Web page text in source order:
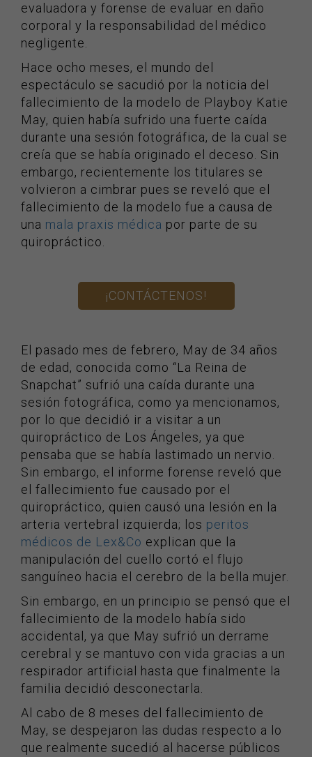
evaluadora y forense de evaluar en daño
corporal y la responsabilidad del médico
negligente.
Hace ocho meses, el mundo del
espectáculo se sacudió por la noticia del
fallecimiento de la modelo de Playboy Katie
May, quien había sufrido una fuerte caída
durante una sesión fotográfica, de la cual se
creía que se había originado el deceso. Sin
embargo, recientemente los titulares se
volvieron a cimbrar pues se reveló que el
fallecimiento de la modelo fue a causa de
una mala praxis médica por parte de su
quiropráctico.
¡CONTÁCTENOS!
El pasado mes de febrero, May de 34 años
de edad, conocida como “La Reina de
Snapchat” sufrió una caída durante una
sesión fotográfica, como ya mencionamos,
por lo que decidió ir a visitar a un
quiropráctico de Los Ángeles, ya que
pensaba que se había lastimado un nervio.
Sin embargo, el informe forense reveló que
el fallecimiento fue causado por el
quiropráctico, quien causó una lesión en la
arteria vertebral izquierda; los peritos
médicos de Lex&Co explican que la
manipulación del cuello cortó el flujo
sanguíneo hacia el cerebro de la bella mujer.
Sin embargo, en un principio se pensó que el
fallecimiento de la modelo había sido
accidental, ya que May sufrió un derrame
cerebral y se mantuvo con vida gracias a un
respirador artificial hasta que finalmente la
familia decidió desconectarla.
Al cabo de 8 meses del fallecimiento de
May, se despejaron las dudas respecto a lo
que realmente sucedió al hacerse públicos